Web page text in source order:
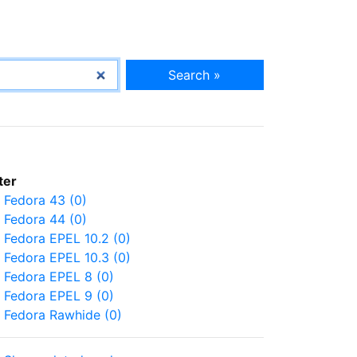
Search »
Fedora 43 (0)
Fedora 44 (0)
Fedora EPEL 10.2 (0)
Fedora EPEL 10.3 (0)
Fedora EPEL 8 (0)
Fedora EPEL 9 (0)
Fedora Rawhide (0)